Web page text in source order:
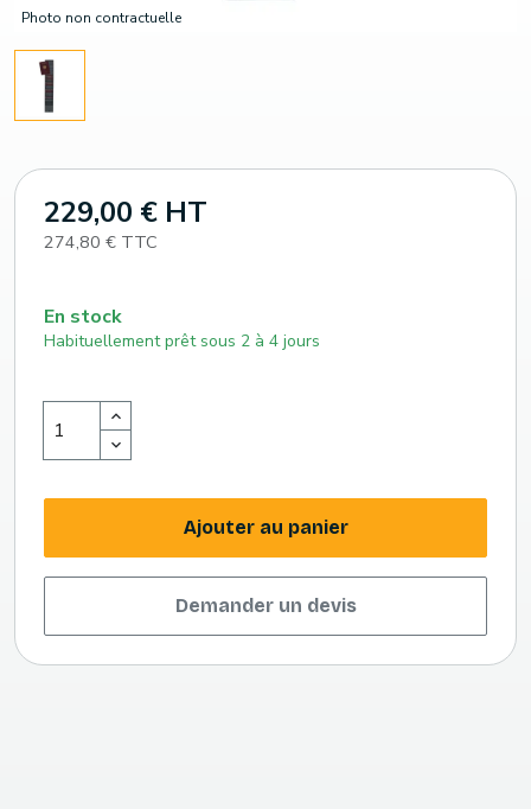
Photo non contractuelle
229,00 € HT
274,80 € TTC
En stock
Habituellement prêt sous 2 à 4 jours
Ajouter au panier
Demander un devis